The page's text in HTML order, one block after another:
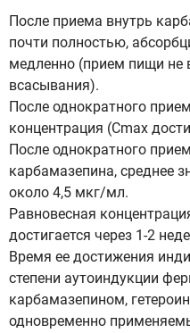
После приема внутрь
почти полностью,
медленно (прием пищи не
всасывания).
После однократного
концентрация (Cmax
После однократного
карбамазепина, среднее
около 4,5 мкг/мл.
Равновесная
достигается через 1-2
Время ее достижения
степени аутоиндукции
карбамазепином,
одновременно